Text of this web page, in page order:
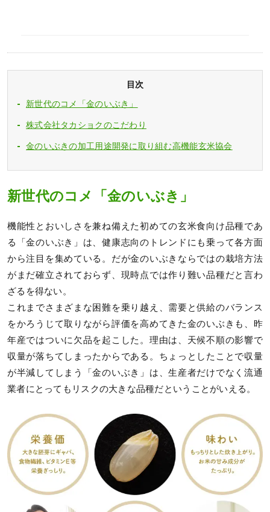
目次
新世代のコメ「金のいぶき」
株式会社タカショクのこだわり
金のいぶきの加工用途開発に取り組む高機能玄米協会
新世代のコメ「金のいぶき」
機能性とおいしさを兼ね備えた初めての玄米食向け品種であ
る「金のいぶき」は、健康志向のトレンドにも乗って各方面
から注目を集めている。だが金のいぶきならではの栽培方法
がまだ確立されておらず、現時点では作り難い品種だと言わ
ざるを得ない。
これまでさまざまな困難を乗り越え、需要と供給のバランス
をかろうじて取りながら評価を高めてきた金のいぶきも、昨
年産ではついに欠品を起こした。理由は、天候不順の影響で
収量が落ちてしまったからである。ちょっとしたことで収量
が半減してしまう「金のいぶき」は、生産者だけでなく流通
業者にとってもリスクの大きな品種だということがいえる。